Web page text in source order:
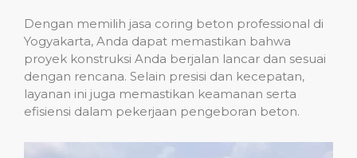
Dengan memilih jasa coring beton professional di
Yogyakarta, Anda dapat memastikan bahwa
proyek konstruksi Anda berjalan lancar dan sesuai
dengan rencana. Selain presisi dan kecepatan,
layanan ini juga memastikan keamanan serta
efisiensi dalam pekerjaan pengeboran beton.